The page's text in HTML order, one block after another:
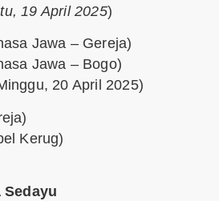
19 April 2025)
Jawa – Gereja)
Jawa – Bogo)
20 April 2025)
Kerug)
Sedayu